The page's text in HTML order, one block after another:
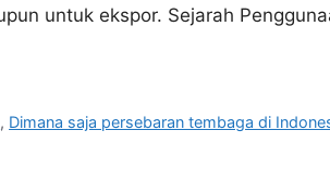
untuk ekspor. Sejarah
, Dimana saja persebaran tembaga di